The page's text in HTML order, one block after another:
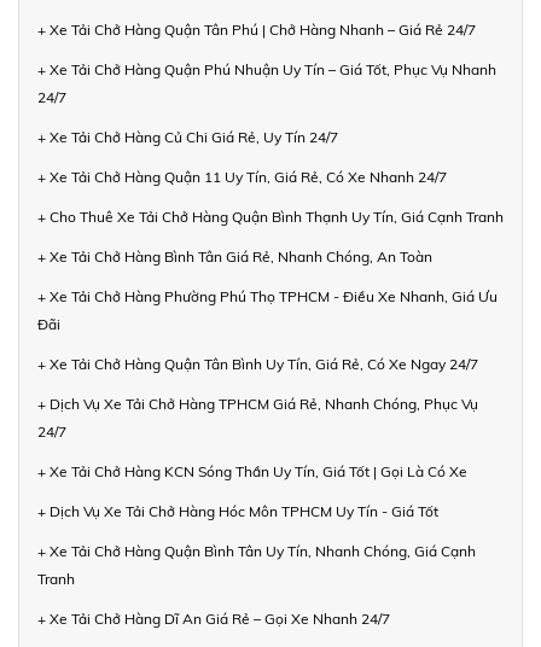
+ Xe Tải Chở Hàng Quận Tân Phú | Chở Hàng Nhanh – Giá Rẻ 24/7
+ Xe Tải Chở Hàng Quận Phú Nhuận Uy Tín – Giá Tốt, Phục Vụ Nhanh
24/7
+ Xe Tải Chở Hàng Củ Chi Giá Rẻ, Uy Tín 24/7
+ Xe Tải Chở Hàng Quận 11 Uy Tín, Giá Rẻ, Có Xe Nhanh 24/7
+ Cho Thuê Xe Tải Chở Hàng Quận Bình Thạnh Uy Tín, Giá Cạnh Tranh
+ Xe Tải Chở Hàng Bình Tân Giá Rẻ, Nhanh Chóng, An Toàn
+ Xe Tải Chở Hàng Phường Phú Thọ TPHCM - Điều Xe Nhanh, Giá Ưu
Đãi
+ Xe Tải Chở Hàng Quận Tân Bình Uy Tín, Giá Rẻ, Có Xe Ngay 24/7
+ Dịch Vụ Xe Tải Chở Hàng TPHCM Giá Rẻ, Nhanh Chóng, Phục Vụ
24/7
+ Xe Tải Chở Hàng KCN Sóng Thần Uy Tín, Giá Tốt | Gọi Là Có Xe
+ Dịch Vụ Xe Tải Chở Hàng Hóc Môn TPHCM Uy Tín - Giá Tốt
+ Xe Tải Chở Hàng Quận Bình Tân Uy Tín, Nhanh Chóng, Giá Cạnh
Tranh
+ Xe Tải Chở Hàng Dĩ An Giá Rẻ – Gọi Xe Nhanh 24/7